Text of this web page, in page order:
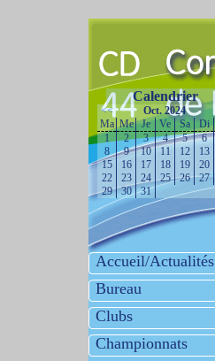
Calendrier
<< Oct. 2024
Ma Me Je Ve Sa Di
1
2 3 4 5 6
8
9 10 11 12 13
15
16 17 18 19 20
22
23 24 25 26 27
29
30 31
Accueil/Actualités
Bureau
Clubs
Championnats